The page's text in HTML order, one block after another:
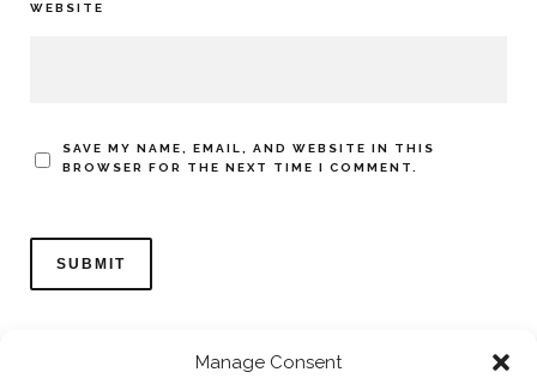
Manage Consent
WEBSITE
SAVE MY NAME, EMAIL, AND WEBSITE IN THIS
BROWSER FOR THE NEXT TIME I COMMENT.